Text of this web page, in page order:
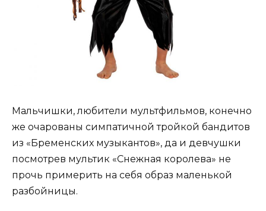
Мальчишки, любители мультфильмов, конечно
же очарованы симпатичной тройкой бандитов
из «Бременских музыкантов», да и девчушки
посмотрев мультик «Снежная королева» не
прочь примерить на себя образ маленькой
разбойницы.